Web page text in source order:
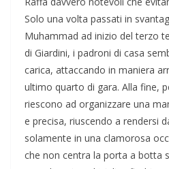
Solo una volta passati in
Muhammad ad inizio del terzo
di Giardini, i padroni di casa
carica, attaccando in maniera
ultimo quarto di gara. Alla fine,
riescono ad organizzare una
e precisa, riuscendo a rendersi
solamente in una clamorosa
che non centra la porta a botta